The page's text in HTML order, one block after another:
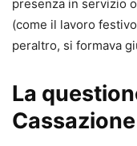
Matteo Corti
Università Cattolica
Ombretta Dessì
Maria Giovanna
Università di Parma;
Francesca Malzani
presenza in servizio
(come il lavoro
peraltro, si formava
La
Cassazione